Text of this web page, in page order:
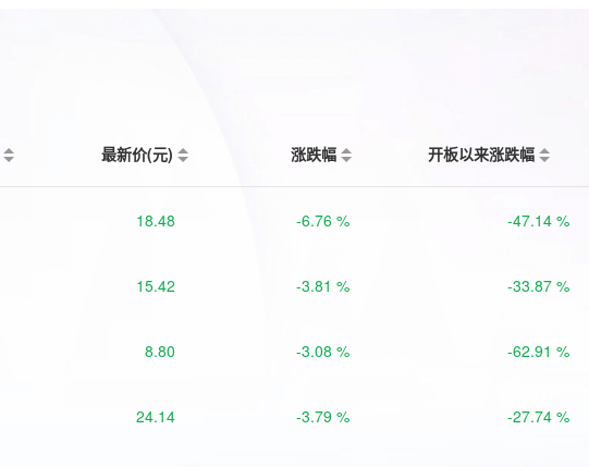
最新价(元) 涨跌幅 开板以来涨跌幅
18.48 -6.76 % -47.14 %
15.42 -3.81 % -33.87 %
8.80 -3.08 % -62.91 %
24.14 -3.79 % -27.74 %